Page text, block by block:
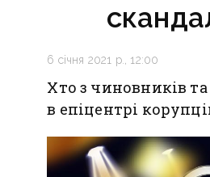
6 січня 2021 р., 12:00
Хто з чиновників
в епіцентрі